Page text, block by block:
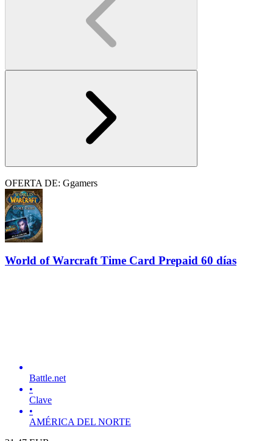
OFERTA DE: Ggamers
World of Warcraft Time Card Prepaid 60 días
Battle.net
•
Clave
•
AMÉRICA DEL NORTE